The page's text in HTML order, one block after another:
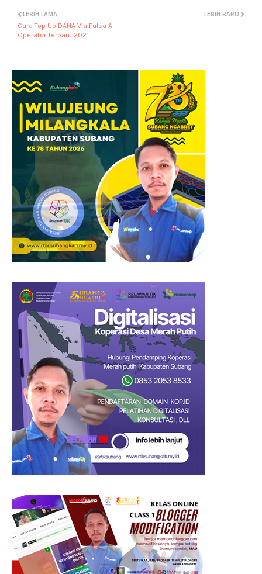
LEBIH BARU
LEBIH LAMA
Cara Top Up DANA Via Pulsa All
Operator Terbaru 2021